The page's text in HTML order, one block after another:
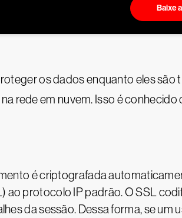
Baixe
os dados enquanto eles são
rede em nuvem. Isso é conhecido
é criptografada
ao protocolo IP padrão. O SSL
da sessão. Dessa forma, se